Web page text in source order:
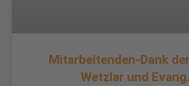
Mitarbeitenden-Dank
Wetzlar und Evang.